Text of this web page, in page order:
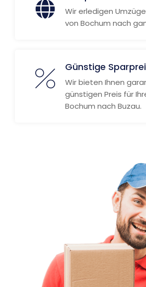
Wir erledigen
von Bochum nach
Günstige
Wir bieten Ihnen
günstigen Preis für
Bochum nach Buzau.